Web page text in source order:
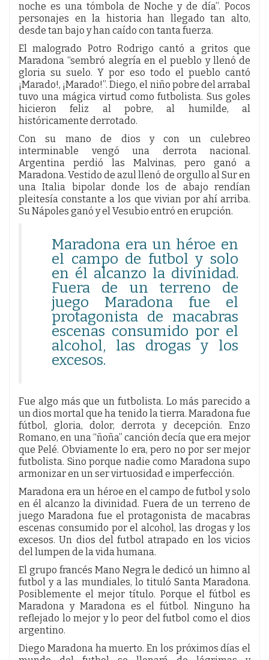
noche es una tómbola de Noche y de día”. Pocos
personajes en la historia han llegado tan alto,
desde tan bajo y han caído con tanta fuerza.
El malogrado Potro Rodrigo cantó a gritos que
Maradona “sembró alegría en el pueblo y llenó de
gloria su suelo. Y por eso todo el pueblo cantó
¡Marado!, ¡Marado!”. Diego, el niño pobre del arrabal
tuvo una mágica virtud como futbolista. Sus goles
hicieron feliz al pobre, al humilde, al
históricamente derrotado.
Con su mano de dios y con un culebreo
interminable vengó una derrota nacional.
Argentina perdió las Malvinas, pero ganó a
Maradona. Vestido de azul llenó de orgullo al Sur en
una Italia bipolar donde los de abajo rendían
pleitesía constante a los que vivian por ahí arriba.
Su Nápoles ganó y el Vesubio entró en erupción.
Maradona era un héroe en
el campo de futbol y solo
en él alcanzo la divinidad.
Fuera de un terreno de
juego Maradona fue el
protagonista de macabras
escenas consumido por el
alcohol, las drogas y los
excesos.
Fue algo más que un futbolista. Lo más parecido a
un dios mortal que ha tenido la tierra. Maradona fue
fútbol, gloria, dolor, derrota y decepción. Enzo
Romano, en una “ñoña” canción decía que era mejor
que Pelé. Obviamente lo era, pero no por ser mejor
futbolista. Sino porque nadie como Maradona supo
armonizar en un ser virtuosidad e imperfección.
Maradona era un héroe en el campo de futbol y solo
en él alcanzo la divinidad. Fuera de un terreno de
juego Maradona fue el protagonista de macabras
escenas consumido por el alcohol, las drogas y los
excesos. Un dios del futbol atrapado en los vicios
del lumpen de la vida humana.
El grupo francés Mano Negra le dedicó un himno al
futbol y a las mundiales, lo tituló Santa Maradona.
Posiblemente el mejor título. Porque el fútbol es
Maradona y Maradona es el fútbol. Ninguno ha
reflejado lo mejor y lo peor del futbol como el dios
argentino.
Diego Maradona ha muerto. En los próximos días el